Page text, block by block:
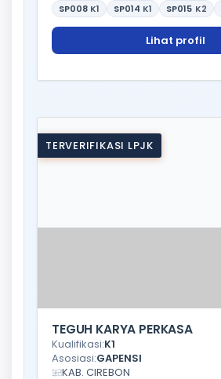
SP008 K1 SP014 K1 SP015 K2
Lihat profil
TERVERIFIKASI LPJK
TEGUH KARYA PERKASA
Kualifikasi:K1
Asosiasi:GAPENSI
KAB. CIREBON